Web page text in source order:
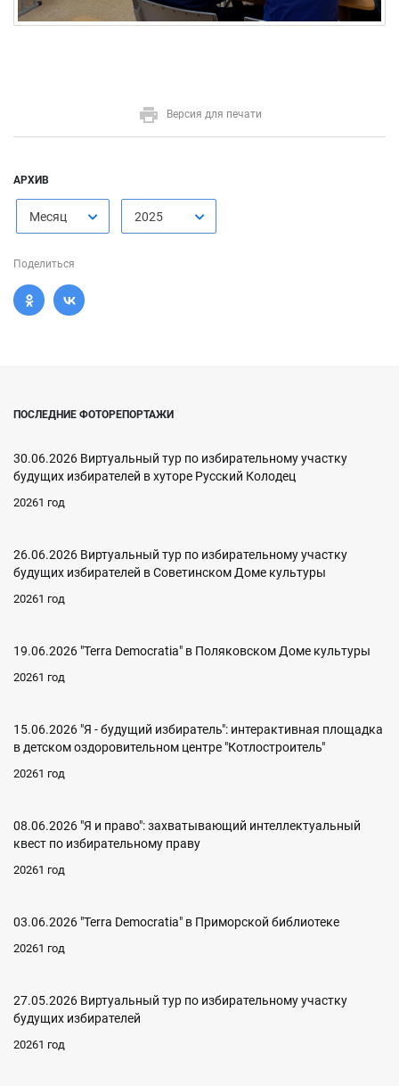
Версия для печати
АРХИВ
Месяц 2025
Поделиться
ПОСЛЕДНИЕ ФОТОРЕПОРТАЖИ
30.06.2026 Виртуальный тур по избирательному участку
будущих избирателей в хуторе Русский Колодец
20261 год
26.06.2026 Виртуальный тур по избирательному участку
будущих избирателей в Советинском Доме культуры
20261 год
19.06.2026 "Terra Democratia" в Поляковском Доме культуры
20261 год
15.06.2026 "Я - будущий избиратель": интерактивная площадка
в детском оздоровительном центре "Котлостроитель"
20261 год
08.06.2026 "Я и право": захватывающий интеллектуальный
квест по избирательному праву
20261 год
03.06.2026 "Terra Democratia" в Приморской библиотеке
20261 год
27.05.2026 Виртуальный тур по избирательному участку
будущих избирателей
20261 год